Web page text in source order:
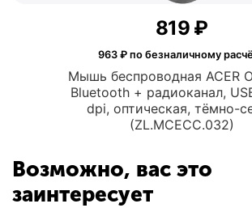
Мышь беспроводная ACER
Bluetooth + радиоканал,
dpi, оптическая, тёмно-
(ZL.MCECC.032)
‍819‍ ₽
963 ₽ по безналичному
Возможно, вас это
заинтересует